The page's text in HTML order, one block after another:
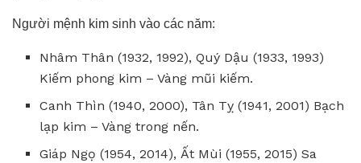
Người mệnh kim sinh vào các năm:
Nhâm Thân (1932, 1992), Quý Dậu (1933, 1993)
Kiếm phong kim – Vàng mũi kiếm.
Canh Thìn (1940, 2000), Tân Tỵ (1941, 2001) Bạch
lạp kim – Vàng trong nến.
Giáp Ngọ (1954, 2014), Ất Mùi (1955, 2015) Sa